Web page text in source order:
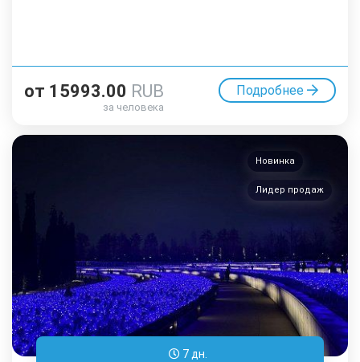
от 15993.00 RUB
за человека
Подробнее
Новинка
Лидер продаж
7 дн.